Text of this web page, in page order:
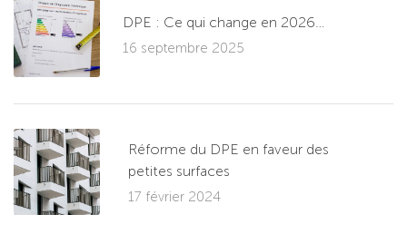
DPE : Ce qui change en 2026…
16 septembre 2025
Réforme du DPE en faveur des
petites surfaces
17 février 2024